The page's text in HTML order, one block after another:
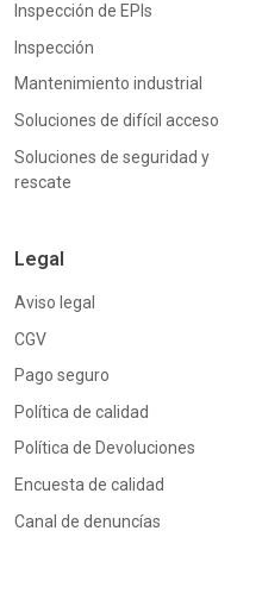
Inspección de EPIs
Inspección
Mantenimiento industrial
Soluciones de difícil acceso
Soluciones de seguridad y
rescate
Legal
Aviso legal
CGV
Pago seguro
Política de calidad
Política de Devoluciones
Encuesta de calidad
Canal de denuncías